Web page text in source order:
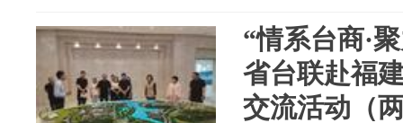
“情系台商·
省台联赴福
交流活动（